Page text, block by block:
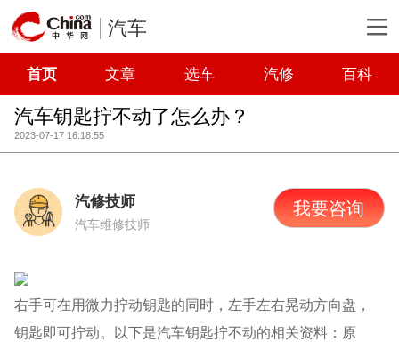
汽车
首页 文章 选车 汽修 百科
汽车钥匙拧不动了怎么办？
2023-07-17 16:18:55
汽修技师
汽车维修技师
我要咨询
右手可在用微力拧动钥匙的同时，左手左右晃动方向盘，
钥匙即可拧动。以下是汽车钥匙拧不动的相关资料：原